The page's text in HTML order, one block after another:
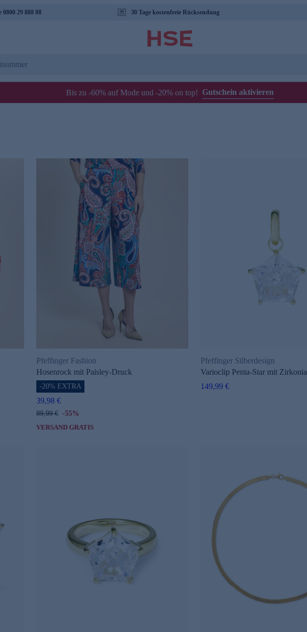
29 888 88 30 Tage kostenfreie Rücksendung
Bis zu -60% auf Mode und -20% on top! Gutschein aktivieren
Pfeffinger Fashion
Hosenrock mit Paisley-Druck
-20% EXTRA
39,98 €
89,99 € -55%
VERSAND GRATIS
Pfeffinger Silberdesign
Varioclip Penta-Star mit Zirkonia
149,99 €